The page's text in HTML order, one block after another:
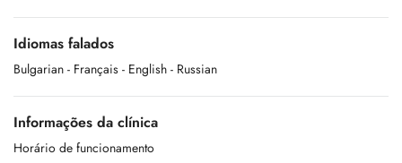
Idiomas falados
Bulgarian - Français - English - Russian
Informações da clínica
Horário de funcionamento